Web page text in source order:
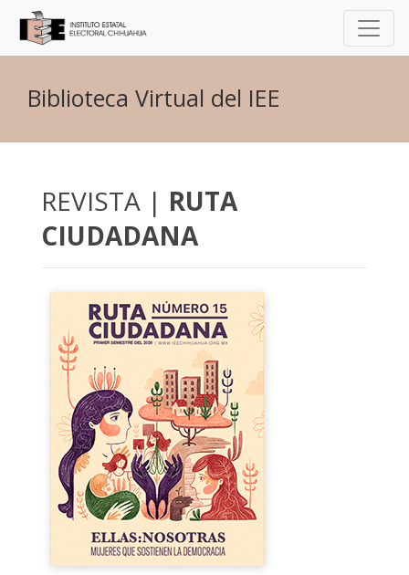
Biblioteca Virtual del IEE
REVISTA | RUTA
CIUDADANA